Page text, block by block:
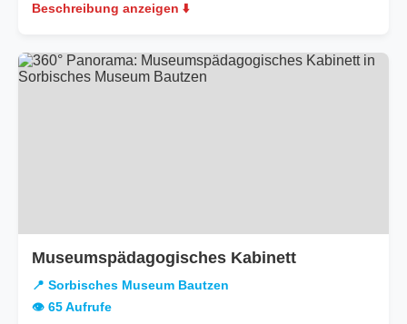
Beschreibung anzeigen ⬇️
Museumspädagogisches Kabinettin
📍 Sorbisches Museum Bautzen
👁️ 65 Aufrufe